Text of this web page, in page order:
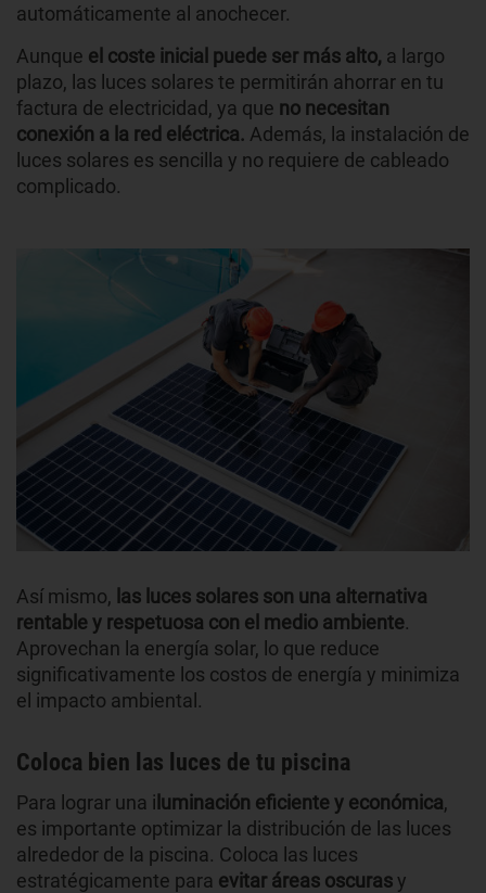
automáticamente al anochecer.
Aunque el coste inicial puede ser más alto, a largo
plazo, las luces solares te permitirán ahorrar en tu
factura de electricidad, ya que no necesitan
conexión a la red eléctrica. Además, la instalación de
luces solares es sencilla y no requiere de cableado
complicado.
Así mismo, las luces solares son una alternativa
rentable y respetuosa con el medio ambiente.
Aprovechan la energía solar, lo que reduce
significativamente los costos de energía y minimiza
el impacto ambiental.
Coloca bien las luces de tu piscina
Para lograr una i luminación eficiente y económica,
es importante optimizar la distribución de las luces
alrededor de la piscina. Coloca las luces
estratégicamente para evitar áreas oscurasy